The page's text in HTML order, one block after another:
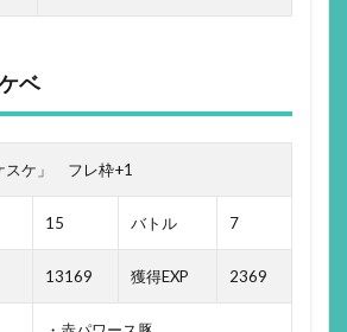
ベ
スケ」 フレ枠+1
15 バトル 7
13169 獲得EXP 2369